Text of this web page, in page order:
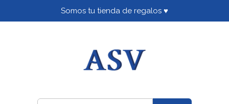
Somos tu tienda de regalos ♥